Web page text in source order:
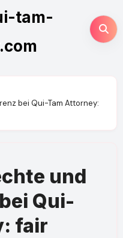
tam-
bei Qui-Tam Attorney:
und
Qui-
fair